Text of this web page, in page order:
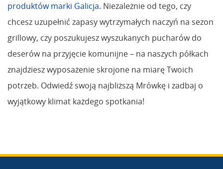
produktów marki Galicja. Niezależnie od tego, czy
chcesz uzupełnić zapasy wytrzymałych naczyń na sezon
grillowy, czy poszukujesz wyszukanych pucharów do
deserów na przyjęcie komunijne – na naszych półkach
znajdziesz wyposażenie skrojone na miarę Twoich
potrzeb. Odwiedź swoją najbliższą Mrówkę i zadbaj o
wyjątkowy klimat każdego spotkania!